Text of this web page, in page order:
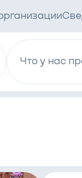
Что у нас